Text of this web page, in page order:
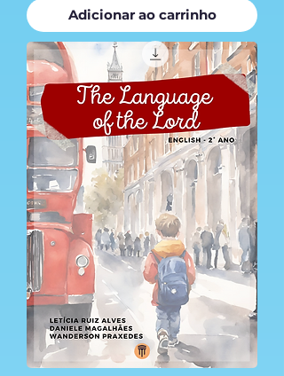
Adicionar ao carrinho